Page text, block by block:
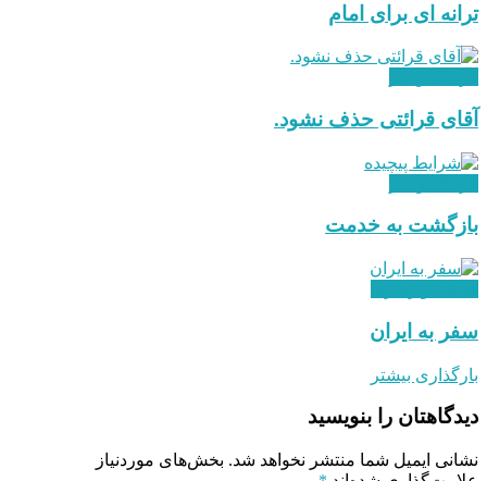
ترانه ای برای امام
آقای قرائتی حذف نشود.
بازگشت به خدمت
سفر به ایران
بارگذاری بیشتر
دیدگاهتان را بنویسید
نشانی ایمیل شما منتشر نخواهد شد. بخش‌های موردنیاز